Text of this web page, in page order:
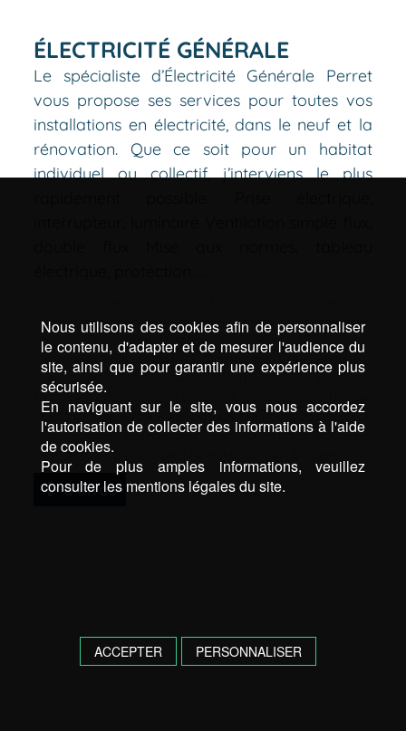
ÉLECTRICITÉ GÉNÉRALE
Le spécialiste d’Électricité Générale Perret
vous propose ses services pour toutes vos
installations en électricité, dans le neuf et la
rénovation. Que ce soit pour un habitat
individuel ou collectif, j’interviens le plus
Basque |Borne de recharche voiture electrique Pays
Basque
| Dépannage électrique Côte Basque
Dépannage
électrique Pays Basque
Domotique Côte Basque
Domotique Pays Basque
Électricien Côte Basque
Électricien Pays Basque
Électricité générale Pays Basque|Rénovation électricité
Côte Basque|Rénovation électricité Pays Basque|
Réseau VDI Côte Basque
d’infos
Nous utilisons des cookies afin de personnaliser
le contenu, d'adapter et de mesurer l'audience du
site, ainsi que pour garantir une expérience plus
sécurisée.
En naviguant sur le site, vous nous accordez
l'autorisation de collecter des informations à l'aide
de cookies.
Pour de plus amples informations, veuillez
consulter les mentions légales du site.
ACCEPTER PERSONNALISER